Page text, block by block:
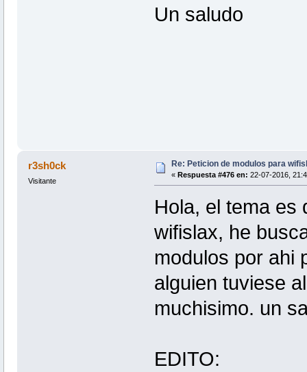
Un saludo
r3sh0ck
Visitante
Re: Peticion de modulos para
« Respuesta #476 en: 22-07-2016,
Hola, el tema es
wifislax, he
modulos por ahi
alguien tuviese
muchisimo. un
EDITO: